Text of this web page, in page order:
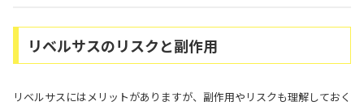
リベルサスのリスクと副作用
リベルサスにはメリットがありますが、副作用やリスクも理解しておく